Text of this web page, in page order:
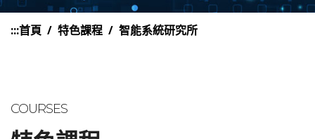
:::首頁 特色課程 智能系統研究所
COURSES